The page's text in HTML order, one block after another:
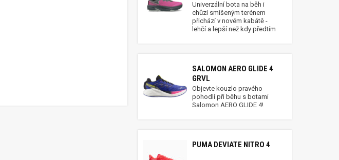
Univerzální bota na běh i
chůzi smíšeným terénem
přichází v novém kabátě -
lehčí a lepší než kdy předtím
SALOMON AERO GLIDE 4
GRVL
Objevte kouzlo pravého
pohodlí při běhu s botami
Salomon AERO GLIDE 4!
PUMA DEVIATE NITRO 4